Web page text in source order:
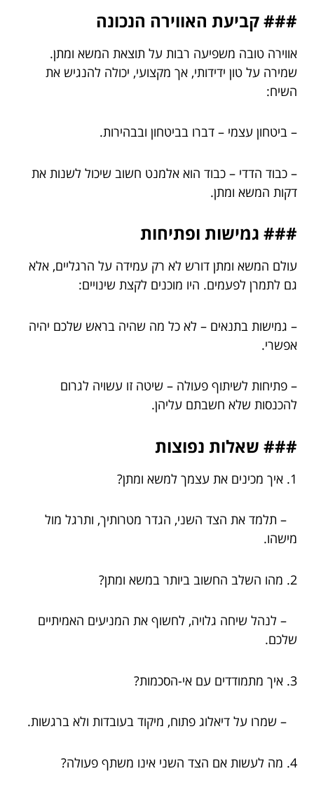
### קביעת האווירה הנכונה
אווירה טובה משפיעה רבות על תוצאת המשא ומתן.
שמירה על טון ידידותי, אך מקצועי, יכולה להנגיש את
השיח:
– ביטחון עצמי – דברו בביטחון ובבהירות.
– כבוד הדדי – כבוד הוא אלמנט חשוב שיכול לשנות את
דקות המשא ומתן.
### גמישות ופתיחות
עולם המשא ומתן דורש לא רק עמידה על הרגליים, אלא
גם לתמרן לפעמים. היו מוכנים לקצת שינויים:
– גמישות בתנאים – לא כל מה שהיה בראש שלכם יהיה
אפשרי.
– פתיחות לשיתוף פעולה – שיטה זו עשויה לגרום
להכנסות שלא חשבתם עליהן.
### שאלות נפוצות
1. איך מכינים את עצמך למשא ומתן?
– תלמד את הצד השני, הגדר מטרותיך, ותרגל מול
מישהו.
2. מהו השלב החשוב ביותר במשא ומתן?
– לנהל שיחה גלויה, לחשוף את המניעים האמיתיים
שלכם.
3. איך מתמודדים עם אי-הסכמות?
– שמרו על דיאלוג פתוח, מיקוד בעובדות ולא ברגשות.
4. מה לעשות אם הצד השני אינו משתף פעולה?